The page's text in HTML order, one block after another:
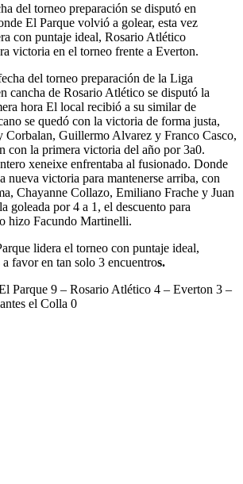
del torneo preparación se disputó en
El Parque volvió a golear, esta vez
con puntaje ideal, Rosario Atlético
victoria en el torneo frente a Everton.
del torneo preparación de la Liga
cancha de Rosario Atlético se disputó la
hora El local recibió a su similar de
se quedó con la victoria de forma justa,
Corbalan, Guillermo Alvarez y Franco Casco,
con la primera victoria del año por 3a0.
xeneixe enfrentaba al fusionado. Donde
nueva victoria para mantenerse arriba, con
Chayanne Collazo, Emiliano Frache y Juan
goleada por 4 a 1, el descuento para
hizo Facundo Martinelli.
lidera el torneo con puntaje ideal,
favor en tan solo 3 encuentros.
Parque 9 – Rosario Atlético 4 – Everton 3 –
el Colla 0